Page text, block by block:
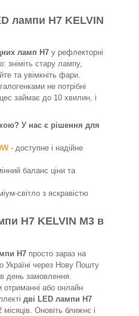
лампи H7 KELVIN
ламп H7 у рефлекторні
зніміть стару лампу,
та увімкніть фари.
не потрібні
займає до 10 хвилин, і
У нас є рішення для
- доступне і надійне
баланс ціни та
світло з яскравістю
H7 KELVIN M3 в
H7 просто зараз на
Україні через Нову Пошту
день замовлення.
отриманні або онлайн
дві LED лампи H7
місяців. Оновіть ближнє і